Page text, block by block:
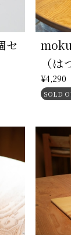
セ
（は
¥4,290
SOLD